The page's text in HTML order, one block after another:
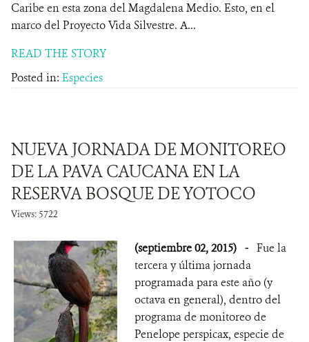
Caribe en esta zona del Magdalena Medio. Esto, en el
marco del Proyecto Vida Silvestre. A...
READ THE STORY
Posted in: Especies
NUEVA JORNADA DE MONITOREO
DE LA PAVA CAUCANA EN LA
RESERVA BOSQUE DE YOTOCO
Views: 5722
(septiembre 02, 2015) - Fue la
tercera y última jornada
programada para este año (y
octava en general), dentro del
programa de monitoreo de
Penelope perspicax, especie de